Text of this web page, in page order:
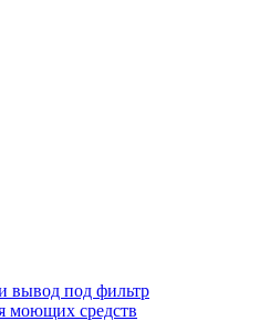
вывод под фильтр
моющих средств